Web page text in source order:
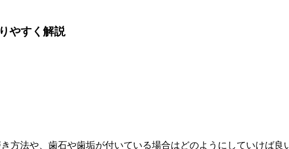
やすく解説
方法や、歯石や歯垢が付いている場合はどのようにしていけば